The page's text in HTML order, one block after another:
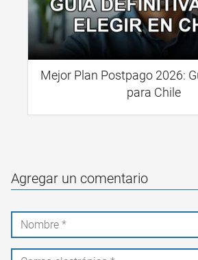
Mejor Plan Postpago 2026:
para Chile
Agregar un comentario